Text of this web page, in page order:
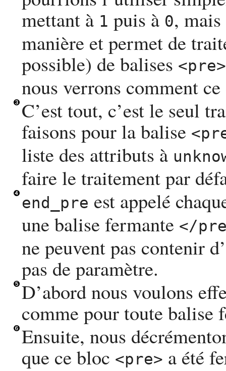
mettant à 1 puis à 0,
manière et permet de
possible) de balises <pre>
nous verrons comment
C’est tout, c’est le seul
faisons pour la balise
liste des attributs à
faire le traitement par
end_pre est appelé
une balise fermante </
ne peuvent pas contenir
pas de paramètre.
D’abord nous voulons
comme pour toute balise
Ensuite, nous
que ce bloc <pre> a été